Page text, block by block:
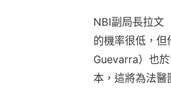
NBI副局長拉文
的機率很低，
Guevarra）也
本，這將為法醫